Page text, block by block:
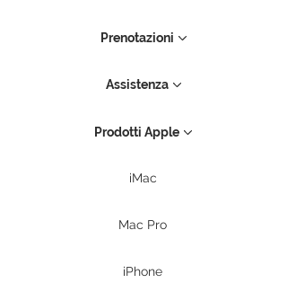
Prenotazioni
Assistenza
Prodotti Apple
iMac
Mac Pro
iPhone